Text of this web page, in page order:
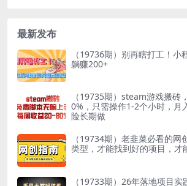
最新发布
（19736期）别再瞎打工！小
躺赚200+
（19735期）steam游戏搬砖
0%，只需操作1-2个小时，月
险长期做
（19734期）老韭菜必看的网
类型，才能找到好的项目，才
（19733期）26年落地项目